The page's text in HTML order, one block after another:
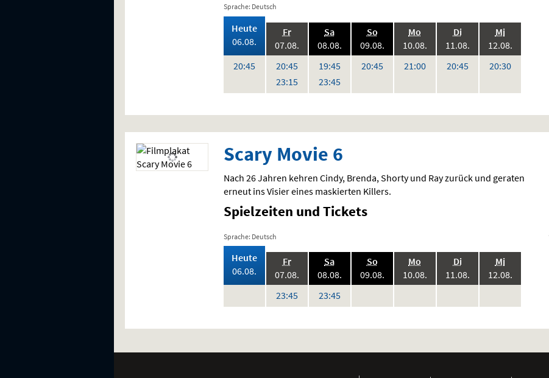
Sprache: Deutsch
Heute,
06.08. 2026:
20:45Uhr
Fr.,
07.08. 2026:
20:45Uhr
23:15Uhr
Sa.,
08.08. 2026:
19:45Uhr
23:45Uhr
So.,
09.08. 2026:
20:45Uhr
Mo
10.08. 2026:
21:00Uhr
Di.,
11.08. 2026:
20:45Uhr
Mi.,
12.08.
20:30Uhr
Scary Movie 6
Nach 26 Jahren kehren Cindy, Brenda, Shorty und Ray zurück und geraten
erneut ins Visier eines maskierten Killers.
Spielzeiten und Tickets
Sprache: Deutsch
Heute,
06.08.2026:
Vorstellungen
Fr.,
07.08.2026:
23:45Uhr
Sa.,
08.08.2026:
23:45Uhr
So.,
09.08.2026:
Vorstellungen
Mo
10.08.2026:
Vorstellungen
Di.,
11.08.2026:
Vorstellungen
Mi.,
12.08.2026:
Vorstellungen